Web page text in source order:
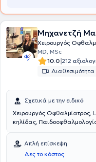
Μηχανετζή
Χειρουργός
MD, MSc
10.0|212
Διαθεσιμότητα
Σχετικά με την ειδικό
Χειρουργός
κηλίδας,
Απλή επίσκεψη
Δες το κόστος